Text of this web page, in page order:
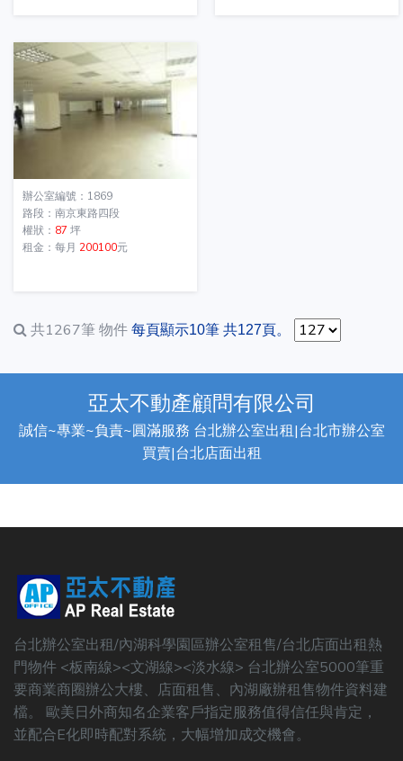
辦公室編號：1869
路段：南京東路四段
權狀： 87 坪
租金：每月 200100元
共1267筆 物件 每頁顯示10筆 共127頁。
亞太不動產顧問有限公司
誠信~專業~負責~圓滿服務 台北辦公室出租|台北市辦公室
買賣|台北店面出租
台北辦公室出租/內湖科學園區辦公室租售/台北店面出租熱
門物件 <板南線><文湖線><淡水線> 台北辦公室5000筆重
要商業商圈辦公大樓、店面租售、內湖廠辦租售物件資料建
檔。 歐美日外商知名企業客戶指定服務值得信任與肯定，
並配合E化即時配對系統，大幅增加成交機會。